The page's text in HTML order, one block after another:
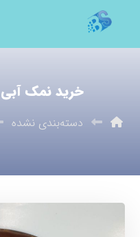
خرید نمک
دسته‌بندی نشده